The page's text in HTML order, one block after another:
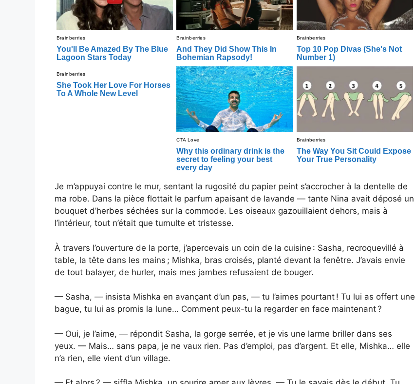
Je m’appuyai contre le mur, sentant la rugosité du papier peint s’accrocher à la dentelle de
ma robe. Dans la pièce flottait le parfum apaisant de lavande — tante Nina avait déposé un
bouquet d’herbes séchées sur la commode. Les oiseaux gazouillaient dehors, mais à
l’intérieur, tout n’était que tumulte et tristesse.
À travers l’ouverture de la porte, j’apercevais un coin de la cuisine : Sasha, recroquevillé à
table, la tête dans les mains ; Mishka, bras croisés, planté devant la fenêtre. J’avais envie
de tout balayer, de hurler, mais mes jambes refusaient de bouger.
— Sasha, — insista Mishka en avançant d’un pas, — tu l’aimes pourtant ! Tu lui as offert une
bague, tu lui as promis la lune… Comment peux-tu la regarder en face maintenant ?
— Oui, je l’aime, — répondit Sasha, la gorge serrée, et je vis une larme briller dans ses
yeux. — Mais… sans papa, je ne vaux rien. Pas d’emploi, pas d’argent. Et elle, Mishka… elle
n’a rien, elle vient d’un village.